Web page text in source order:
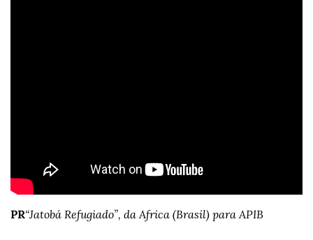
PR“Jatobá Refugiado”, da Africa (Brasil) para APIB